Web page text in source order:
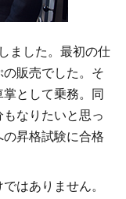
ました。最初の仕
販売でした。そ
として乗務。同
なりたいと思っ
昇格試験に合格
はありません。